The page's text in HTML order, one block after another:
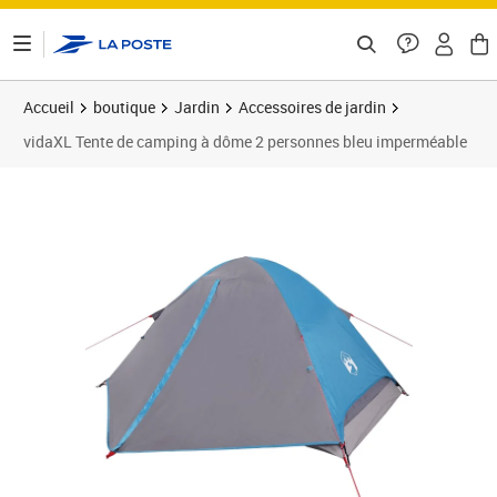
Accueil boutique Jardin
Accessoires de jardin
vidaXL Tente de camping à dôme 2 personnes bleu imperméable